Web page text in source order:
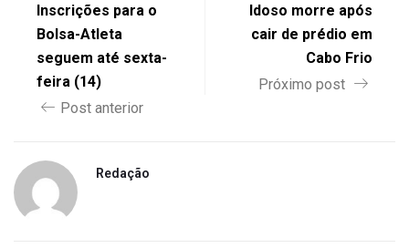
Inscrições para o
Bolsa-Atleta
seguem até sexta-
feira (14)
Post anterior
Idoso morre após
cair de prédio em
Cabo Frio
Próximo post
Redação